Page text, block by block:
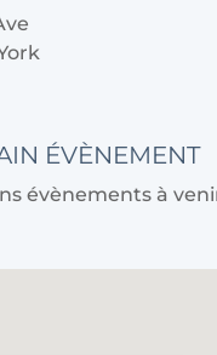
ÉVÈNEMENT
évènements à